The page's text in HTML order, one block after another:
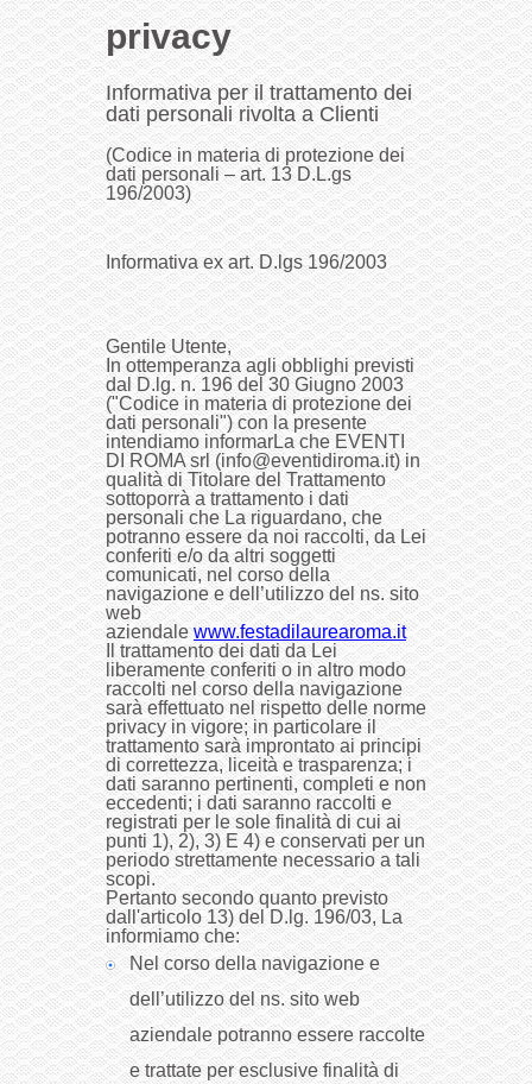
privacy
Informativa per il trattamento dei
dati personali rivolta a Clienti
(Codice in materia di protezione dei
dati personali – art. 13 D.L.gs
196/2003)
Informativa ex art. D.lgs 196/2003
Gentile Utente,
In ottemperanza agli obblighi previsti
dal D.lg. n. 196 del 30 Giugno 2003
("Codice in materia di protezione dei
dati personali") con la presente
intendiamo informarLa che EVENTI
DI ROMA srl (info@eventidiroma.it) in
qualità di Titolare del Trattamento
sottoporrà a trattamento i dati
personali che La riguardano, che
potranno essere da noi raccolti, da Lei
conferiti e/o da altri soggetti
comunicati, nel corso della
navigazione e dell’utilizzo del ns. sito
web
aziendalewww.festadilaurearoma.it
Il trattamento dei dati da Lei
liberamente conferiti o in altro modo
raccolti nel corso della navigazione
sarà effettuato nel rispetto delle norme
privacy in vigore; in particolare il
trattamento sarà improntato ai principi
di correttezza, liceità e trasparenza; i
dati saranno pertinenti, completi e non
eccedenti; i dati saranno raccolti e
registrati per le sole finalità di cui ai
punti 1), 2), 3) E 4) e conservati per un
periodo strettamente necessario a tali
scopi.
Pertanto secondo quanto previsto
dall'articolo 13) del D.lg. 196/03, La
informiamo che:
Nel corso della navigazione e
dell’utilizzo del ns. sito web
aziendale potranno essere raccolte
e trattate per esclusive finalità di